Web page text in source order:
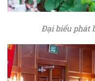
Đại biểu phát